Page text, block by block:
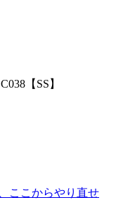
【SS】
ここからやり直せ